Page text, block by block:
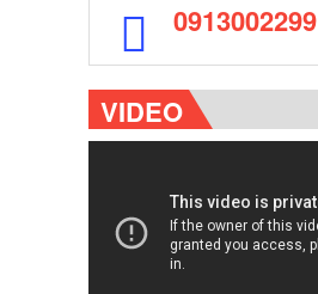
0913002299
VIDEO